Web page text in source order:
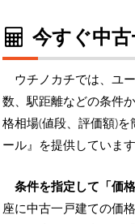
今すぐ中
ウチノカチでは、ユ
数、駅距離などの条件
格相場(値段、評価額)
ール』を提供しています
条件を指定して「価
座に中古一戸建ての価